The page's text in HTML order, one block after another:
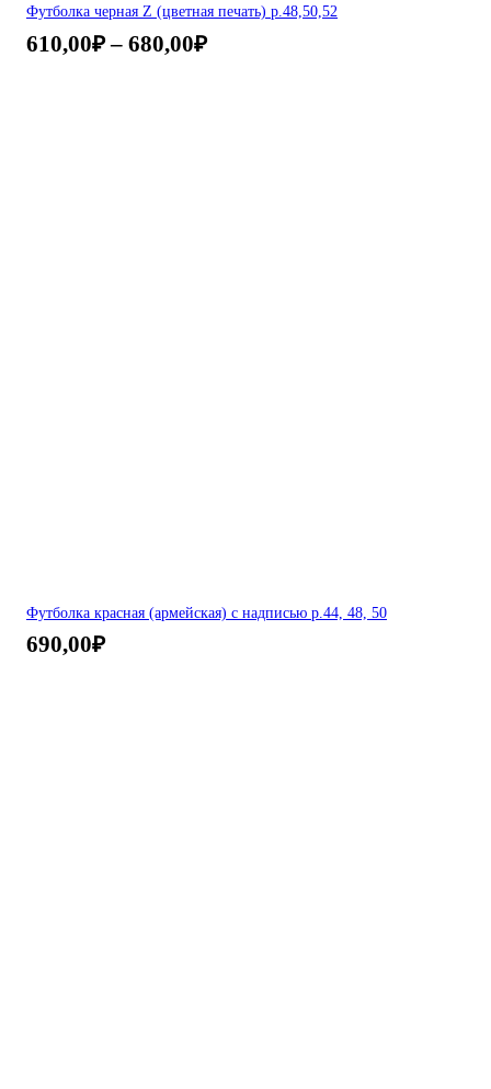
Футболка черная Z (цветная печать) р.48,50,52
610,00₽– 680,00₽
Футболка красная (армейская) с надписью р.44, 48, 50
690,00₽